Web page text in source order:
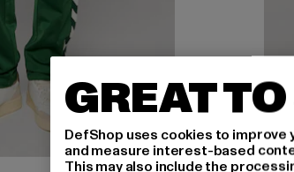
GREAT
DefShop uses cookies to improve
and measure interest-based
This may also include the